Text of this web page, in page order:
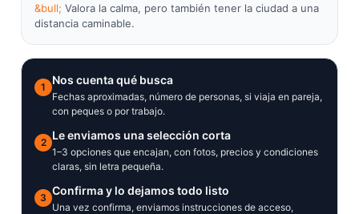
Valora la calma, pero también tener la ciudad a una
distancia caminable.
1
Nos cuenta qué busca
Fechas aproximadas, número de personas, si viaja en pareja,
con peques o por trabajo.
2
Le enviamos una selección corta
1–3 opciones que encajan, con fotos, precios y condiciones
claras, sin letra pequeña.
3
Confirma y lo dejamos todo listo
Una vez confirma, enviamos instrucciones de acceso,